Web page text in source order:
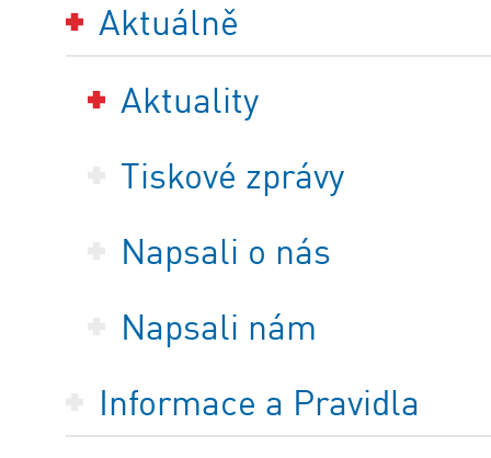
Aktuálně
Aktuality
Tiskové zprávy
Napsali o nás
Napsali nám
Informace a Pravidla